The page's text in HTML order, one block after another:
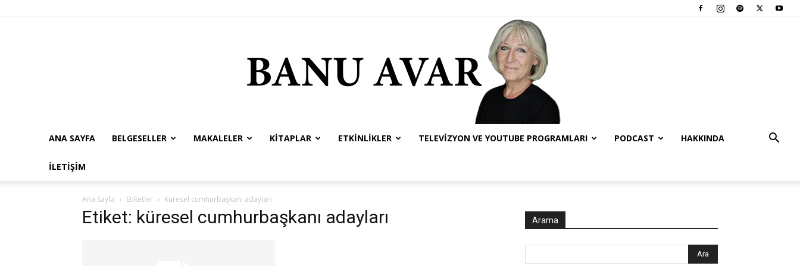
ANA SAYFA BELGESELLER MAKALELER KITAPLAR ETKINLIKLER TELEVIZYON VE YOUTUBE PROGRAMLARI PODCAST HAKKINDA
İLETIŞIM
Ana Sayfa Etiketler Küresel cumhurbaşkanı adayları
Etiket: küresel cumhurbaşkanı adayları Arama